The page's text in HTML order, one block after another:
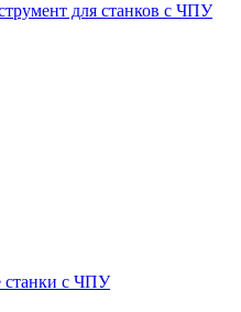
для станков с ЧПУ
станки с ЧПУ